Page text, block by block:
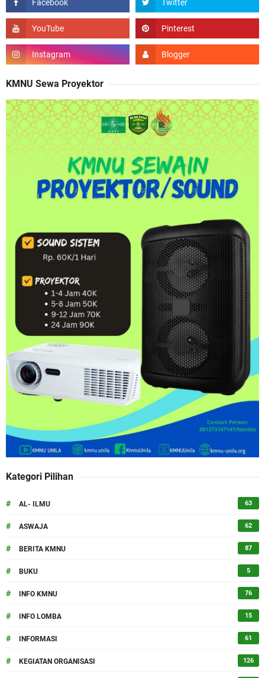
KMNU Sewa Proyektor
Kategori Pilihan
# AL- ILMU 63
# ASWAJA 62
# BERITA KMNU 87
# BUKU 5
# INFO KMNU 76
# INFO LOMBA 15
# INFORMASI 61
# KEGIATAN ORGANISASI 126